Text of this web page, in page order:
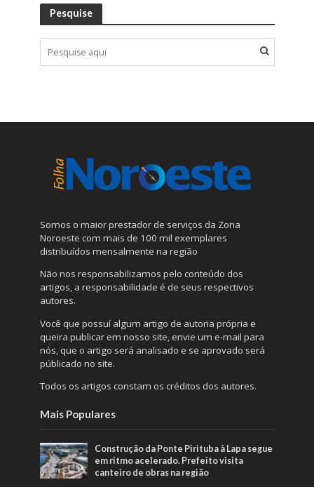
Pesquise
Somos o maior prestador de serviços da Zona
Noroeste com mais de 100 mil exemplares
distribuídos mensalmente na região
Não nos responsabilizamos pelo conteúdo dos
artigos, a responsabilidade é de seus respectivos
autores.
Você que possuí algum artigo de autoria própria e
queira publicar em nosso site, envie um e-mail para
nós, que o artigo será analisado e se aprovado será
públicado no site.
Todos os artigos constam os créditos dos autores.
Mais Populares
Construção da Ponte Pirituba à Lapa segue
em ritmo acelerado. Prefeito visita
canteiro de obras na região